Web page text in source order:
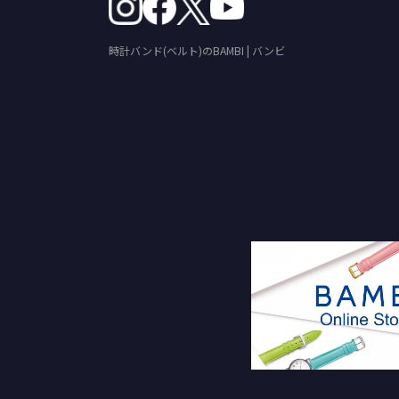
時計バンド(ベルト)のBAMBI | バンビ